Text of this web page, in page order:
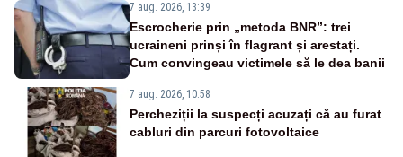
7 aug. 2026, 13:39
Escrocherie prin „metoda BNR”: trei
ucraineni prinși în flagrant și arestați.
Cum convingeau victimele să le dea banii
7 aug. 2026, 10:58
Percheziții la suspecți acuzați că au furat
cabluri din parcuri fotovoltaice